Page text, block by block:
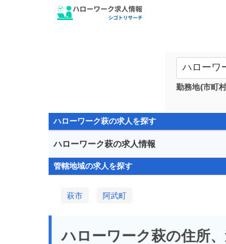
勤務地(市町
ハローワーク萩の求人を探す
ハローワーク萩の求人情報
管轄地域の求人を探す
萩市 阿武町
ハローワーク萩の住所